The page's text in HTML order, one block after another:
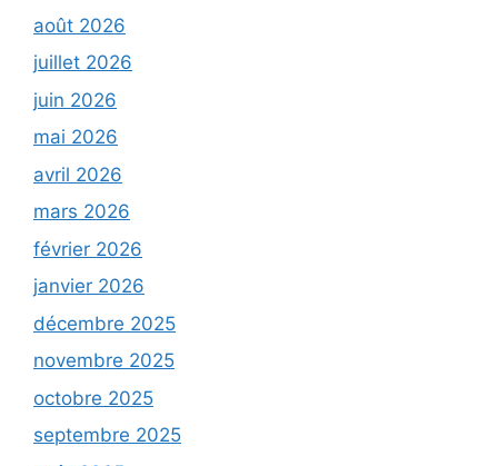
août 2026
juillet 2026
juin 2026
mai 2026
avril 2026
mars 2026
février 2026
janvier 2026
décembre 2025
novembre 2025
octobre 2025
septembre 2025